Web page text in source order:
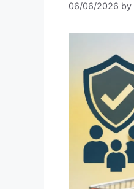
06/06/2026 by